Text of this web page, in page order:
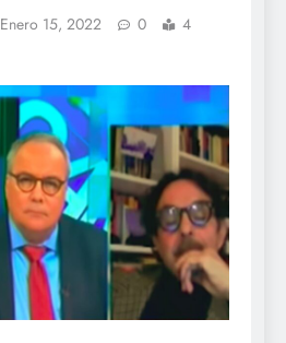
Enero 15, 2022 0
4